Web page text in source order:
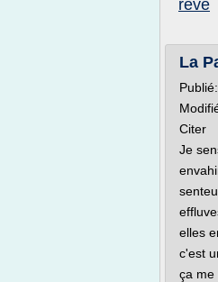
reve
La
Citer
Je
elles
c'est
ça me